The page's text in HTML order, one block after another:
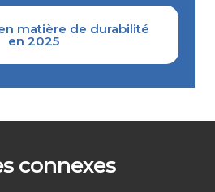
matière de durabilité
en 2025
connexes